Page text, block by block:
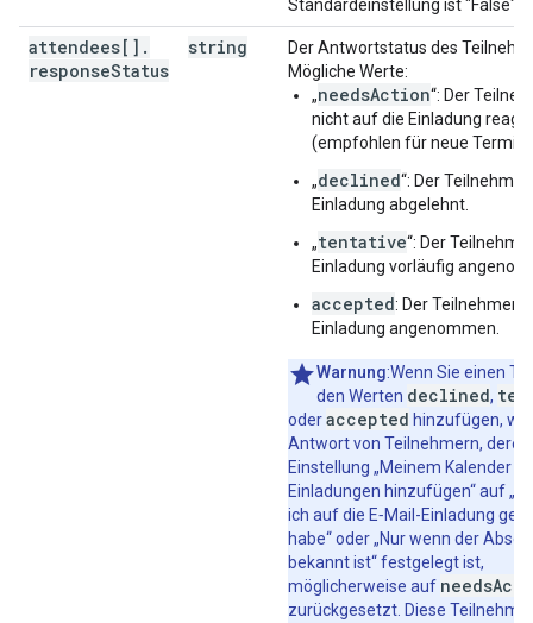
},
"workingLocationProperties":
"type": string
,
string,
"outOfOfficeProperties":
string,
string
string,
string,
Standardeinstellung ist "False".
attendees[] .
responseStatus
string
Der Antwortstatus des
Mögliche Werte:
„needsAction“: Der
nicht auf die Einladung
(empfohlen für neue
„declined“: Der
Einladung abgelehnt.
„tentative“: Der
Einladung vorläufig
accepted: Der Teilnehmer
Einladung angenommen.
Warnung:Wenn Sie einen
den Werten declined,
oderaccepted hinzufügen,
Antwort von Teilnehmern, deren
Einstellung „Meinem Kalender
Einladungen hinzufügen“ auf
ich auf die E‑Mail-Einladung
habe“ oder „Nur wenn der
bekannt ist“ festgelegt ist,
möglicherweise auf
zurückgesetzt. Diese